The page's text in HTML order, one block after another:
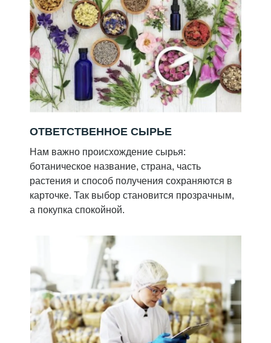
ОТВЕТСТВЕННОЕ СЫРЬЕ
Нам важно происхождение сырья:
ботаническое название, страна, часть
растения и способ получения сохраняются в
карточке. Так выбор становится прозрачным,
а покупка спокойной.